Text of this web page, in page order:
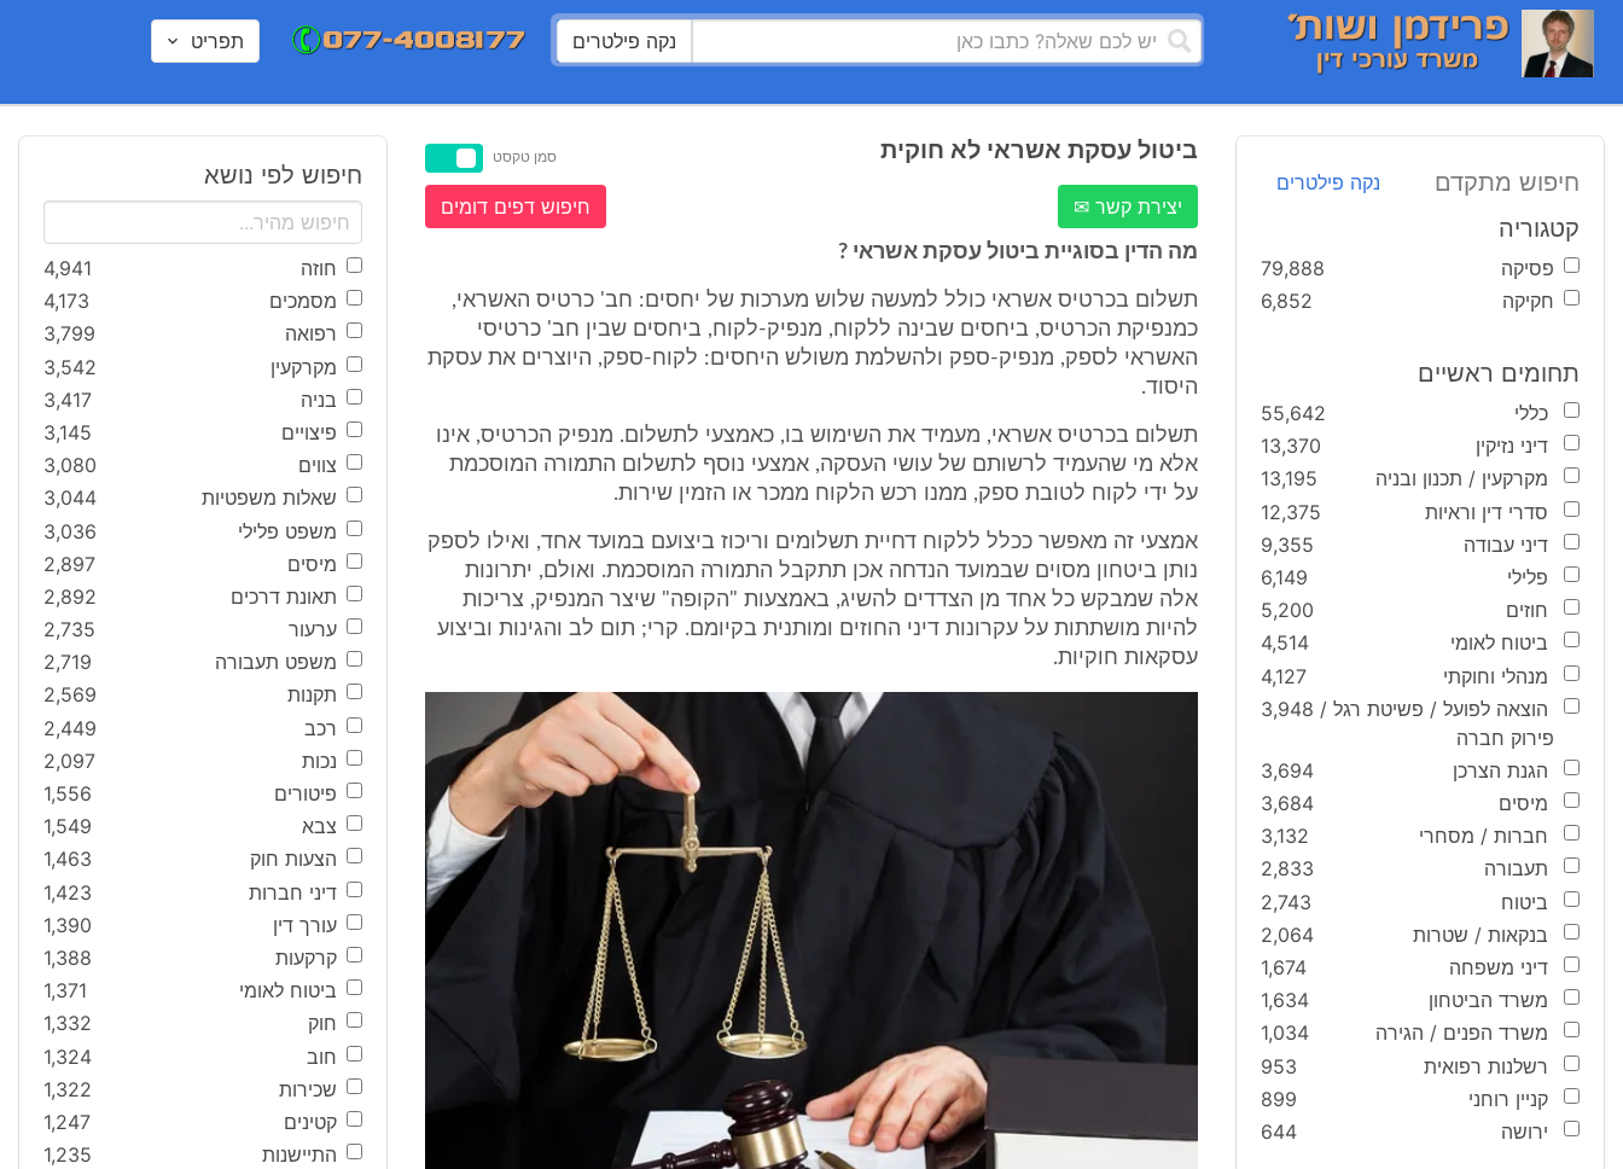
נקה פילטרים תפריט
חיפוש מתקדם נקה פילטרים
קטגוריה
פסיקה
79,888
חקיקה
6,852
תחומים ראשיים
כללי
55,642
דיני נזיקין
13,370
מקרקעין / תכנון ובניה
13,195
סדרי דין וראיות
12,375
דיני עבודה
9,355
פלילי
6,149
חוזים
5,200
ביטוח לאומי
4,514
מנהלי וחוקתי
4,127
הוצאה לפועל / פשיטת רגל /
פירוק חברה
3,948
הגנת הצרכן
3,694
מיסים
3,684
חברות / מסחרי
3,132
תעבורה
2,833
ביטוח
2,743
בנקאות / שטרות
2,064
דיני משפחה
1,674
משרד הביטחון
1,634
משרד הפנים / הגירה
1,034
רשלנות רפואית
953
קניין רוחני
899
ירושה
644
ביטול עסקת אשראי לא חוקית סמן טקסט
יצירת קשר ✉ חיפוש דפים דומים
מה הדין בסוגיית ביטול עסקת אשראי ?
תשלום בכרטיס אשראי כולל למעשה שלוש מערכות של יחסים: חב' כרטיס האשראי,
כמנפיקת הכרטיס, ביחסים שבינה ללקוח, מנפיק-לקוח, ביחסים שבין חב' כרטיסי
האשראי לספק, מנפיק-ספק ולהשלמת משולש היחסים: לקוח-ספק, היוצרים את עסקת
היסוד.
תשלום בכרטיס אשראי, מעמיד את השימוש בו, כאמצעי לתשלום. מנפיק הכרטיס, אינו
אלא מי שהעמיד לרשותם של עושי העסקה, אמצעי נוסף לתשלום התמורה המוסכמת
על ידי לקוח לטובת ספק, ממנו רכש הלקוח ממכר או הזמין שירות.
אמצעי זה מאפשר ככלל ללקוח דחיית תשלומים וריכוז ביצועם במועד אחד, ואילו לספק
נותן ביטחון מסוים שבמועד הנדחה אכן תתקבל התמורה המוסכמת. ואולם, יתרונות
אלה שמבקש כל אחד מן הצדדים להשיג, באמצעות "הקופה" שיצר המנפיק, צריכות
להיות מושתתות על עקרונות דיני החוזים ומותנית בקיומם. קרי; תום לב והגינות וביצוע
עסקאות חוקיות.
חיפוש לפי נושא
חוזה
4,941
מסמכים
4,173
רפואה
3,799
מקרקעין
3,542
בניה
3,417
פיצויים
3,145
צווים
3,080
שאלות משפטיות
3,044
משפט פלילי
3,036
מיסים
2,897
תאונת דרכים
2,892
ערעור
2,735
משפט תעבורה
2,719
תקנות
2,569
רכב
2,449
נכות
2,097
פיטורים
1,556
צבא
1,549
הצעות חוק
1,463
דיני חברות
1,423
עורך דין
1,390
קרקעות
1,388
ביטוח לאומי
1,371
חוק
1,332
חוב
1,324
שכירות
1,322
קטינים
1,247
התיישנות
1,235